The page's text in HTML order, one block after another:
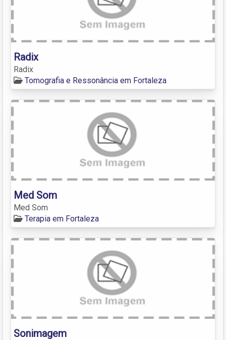
Radix
Radix
Tomografia e Ressonância em Fortaleza
Med Som
Med Som
Terapia em Fortaleza
Sonimagem